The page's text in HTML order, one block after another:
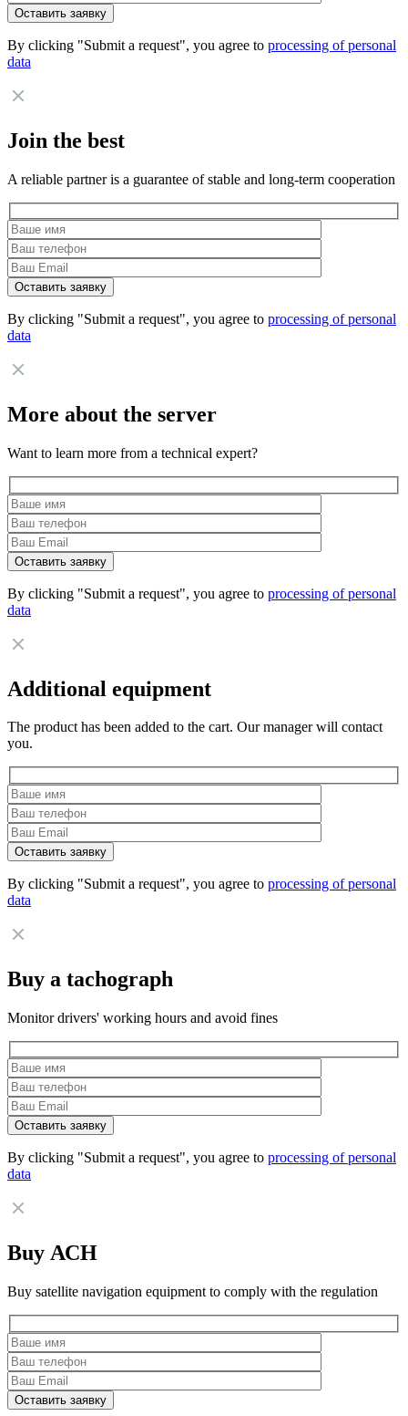
By clicking "Submit a request", you agree to processing of personal
data
Join the best
A reliable partner is a guarantee of stable and long-term cooperation
By clicking "Submit a request", you agree to processing of personal
data
More about the server
Want to learn more from a technical expert?
By clicking "Submit a request", you agree to processing of personal
data
Additional equipment
The product has been added to the cart. Our manager will contact
you.
By clicking "Submit a request", you agree to processing of personal
data
Buy a tachograph
Monitor drivers' working hours and avoid fines
By clicking "Submit a request", you agree to processing of personal
data
Buy АСН
Buy satellite navigation equipment to comply with the regulation